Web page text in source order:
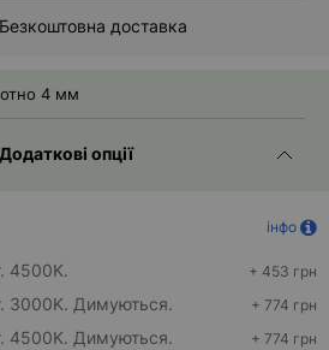
Безкоштовна доставка
4 мм
Додаткові опції
інфо
4500K. + 453 грн
3000K. Димуються. + 774 грн
4500K. Димуються. + 774 грн